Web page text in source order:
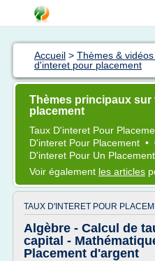
Accueil > Thèmes &
d'interet pour placement
Thèmes principaux
placement
Taux D'interet Pour
D'interet Pour Placement •
D'interet Pour Un Placement
Voir également les articles
TAUX D'INTERET POUR
Algèbre - Calcul de
capital -
Placement d'argent